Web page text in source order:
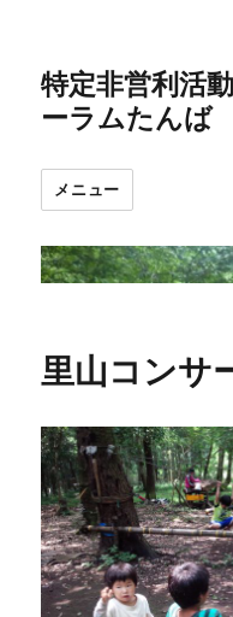
特定非営利活
ーラムたんば
メニュー
里山コンサ